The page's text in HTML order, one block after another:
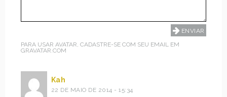
PARA USAR AVATAR, CADASTRE-SE COM SEU EMAIL EM
GRAVATAR.COM
Kah
22 DE MAIO DE 2014 - 15:34